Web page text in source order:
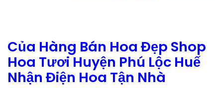
Của Hàng Bán Hoa Đẹp Shop
Hoa Tươi Huyện Phú Lộc Huế
Nhận Điện Hoa Tận Nhà